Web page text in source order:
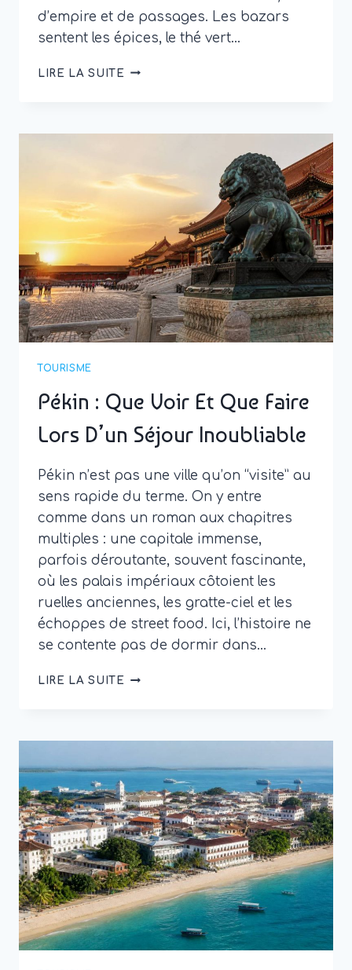
d’empire et de passages. Les bazars
sentent les épices, le thé vert…
LIRE LA SUITE OUZBEKISTAN
QUE
QUAND
TOURISME
Pékin : Que Voir Et Que Faire
Lors D’un Séjour Inoubliable
Pékin n’est pas une ville qu’on “visite” au
sens rapide du terme. On y entre
comme dans un roman aux chapitres
multiples : une capitale immense,
parfois déroutante, souvent fascinante,
où les palais impériaux côtoient les
ruelles anciennes, les gratte-ciel et les
échoppes de street food. Ici, l’histoire ne
se contente pas de dormir dans…
LIRE LA SUITE PÉKIN
ET
FAIRE
LORS
D’UN
SÉJOUR
INOUBLIABLE